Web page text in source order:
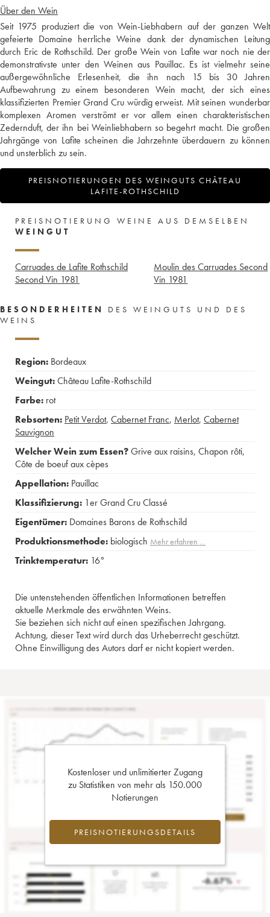
Über den Wein
Seit 1975 produziert die von Wein-Liebhabern auf der ganzen Welt
gefeierte Domaine herrliche Weine dank der dynamischen Leitung
durch Eric de Rothschild. Der große Wein von Lafite war noch nie der
demonstrativste unter den Weinen aus Pauillac. Es ist vielmehr seine
außergewöhnliche Erlesenheit, die ihn nach 15 bis 30 Jahren
Aufbewahrung zu einem besonderen Wein macht, der sich eines
klassifizierten Premier Grand Cru würdig erweist. Mit seinen wunderbar
komplexen Aromen verströmt er vor allem einen charakteristischen
Zedernduft, der ihn bei Weinliebhabern so begehrt macht. Die großen
Jahrgänge von Lafite scheinen die Jahrzehnte überdauern zu können
und unsterblich zu sein.
PREISNOTIERUNGEN DES WEINGUTS CHÂTEAU
LAFITE-ROTHSCHILD
PREISNOTIERUNG WEINE AUS DEMSELBEN
WEINGUT
Carruades de Lafite Rothschild
Second Vin 1981
Moulin des Carruades Second
Vin 1981
BESONDERHEITEN
DES WEINGUTS UND DES
WEINS
Region: Bordeaux
Weingut:Château Lafite-Rothschild
Farbe: rot
Rebsorten: Petit Verdot, Cabernet Franc, Merlot, Cabernet
Sauvignon
Welcher Wein zum Essen?Grive aux raisins, Chapon rôti,
Côte de boeuf aux cèpes
Appellation: Pauillac
Klassifizierung: 1er Grand Cru Classé
Eigentümer: Domaines Barons de Rothschild
Produktionsmethode: biologisch Mehr erfahren …
Trinktemperatur: 16°
Die untenstehenden öffentlichen Informationen betreffen
aktuelle Merkmale des erwähnten Weins.
Sie beziehen sich nicht auf einen spezifischen Jahrgang.
Achtung, dieser Text wird durch das Urheberrecht geschützt.
Ohne Einwilligung des Autors darf er nicht kopiert werden.
Kostenloser und unlimitierter Zugang
zu Statistiken von mehr als 150.000
Notierungen
PREISNOTIERUNGSDETAILS